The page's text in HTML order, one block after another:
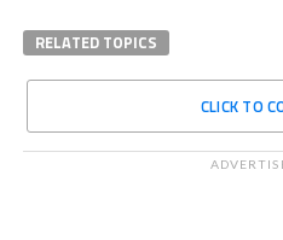
RELATED TOPICS
CLICK TO